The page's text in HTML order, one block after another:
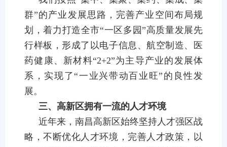
群”的产业发展思路，完善产业空间布局规
划，着力打造全市“一区多园”高质量发展先
行样板，形成了 以电子信息、航空制造、医
药健康 、新材料“2+2”为主导产业的发展体
系，实现了 “一业兴带动百业旺”的 良性发
展。
三、高新区拥有一流的人才环境
近年来，南昌高新区始终坚持人才强区战
略，不断优化人才环境，完善人才政策，以